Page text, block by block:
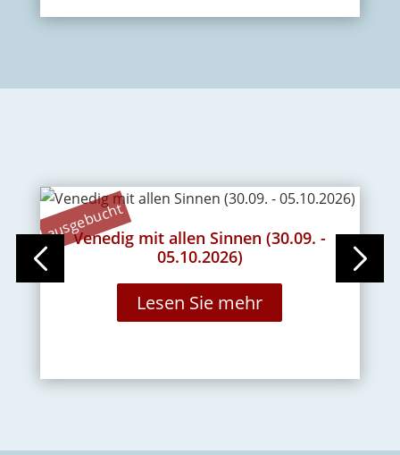
ausgebucht
Venedig mit allen Sinnen (30.09. -
05.10.2026)
Lesen Sie mehr